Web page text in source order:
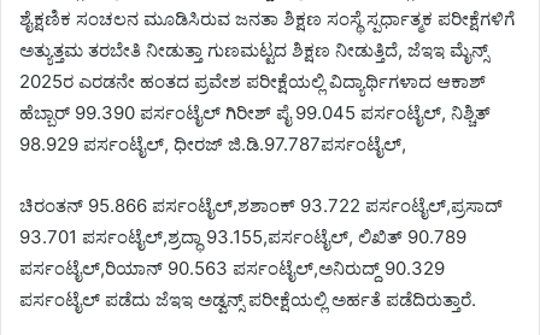
ಶೈಕ್ಷಣಿಕ ಸಂಚಲನ ಮೂಡಿಸಿರುವ ಜನತಾ ಶಿಕ್ಷಣ ಸಂಸ್ಥೆ ಸ್ಪರ್ಧಾತ್ಮಕ ಪರೀಕ್ಷೆಗಳಿಗೆ
ಅತ್ಯುತ್ತಮ ತರಬೇತಿ ನೀಡುತ್ತಾ ಗುಣಮಟ್ಟದ ಶಿಕ್ಷಣ ನೀಡುತ್ತಿದೆ, ಜೆಇಇ ಮೈನ್ಸ್
2025ರ ಎರಡನೇ ಹಂತದ ಪ್ರವೇಶ ಪರೀಕ್ಷೆಯಲ್ಲಿ ವಿದ್ಯಾರ್ಥಿಗಳಾದ ಆಕಾಶ್
ಹೆಬ್ಬಾರ್ 99.390 ಪರ್ಸಂಟೈಲ್ ಗಿರೀಶ್ ಪೈ 99.045 ಪರ್ಸಂಟೈಲ್, ನಿಶ್ಚಿತ್
98.929 ಪರ್ಸಂಟೈಲ್, ಧೀರಜ್ ಜಿ.ಡಿ.97.787ಪರ್ಸಂಟೈಲ್,
ಚಿರಂತನ್ 95.866 ಪರ್ಸಂಟೈಲ್,ಶಶಾಂಕ್ 93.722 ಪರ್ಸಂಟೈಲ್,ಪ್ರಸಾದ್
93.701 ಪರ್ಸಂಟೈಲ್,ಶ್ರದ್ಧಾ 93.155,ಪರ್ಸಂಟೈಲ್, ಲಿಖಿತ್ 90.789
ಪರ್ಸಂಟೈಲ್,ರಿಯಾನ್ 90.563‌ ಪರ್ಸಂಟೈಲ್,ಅನಿರುದ್ದ್ 90.329
ಪರ್ಸಂಟೈಲ್ ಪಡೆದು ಜೆಇಇ ಅಡ್ವನ್ಸ್ ಪರೀಕ್ಷೆಯಲ್ಲಿ ಅರ್ಹತೆ ಪಡೆದಿರುತ್ತಾರೆ.